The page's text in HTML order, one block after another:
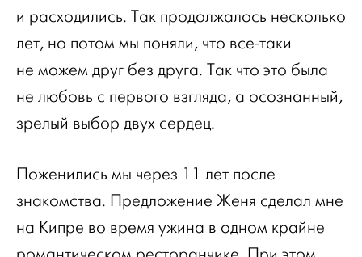
и расходились. Так продолжалось несколько
лет, но потом мы поняли, что все-таки
не можем друг без друга. Так что это была
не любовь с первого взгляда, а осознанный,
зрелый выбор двух сердец.
Поженились мы через 11 лет после
знакомства. Предложение Женя сделал мне
на Кипре во время ужина в одном крайне